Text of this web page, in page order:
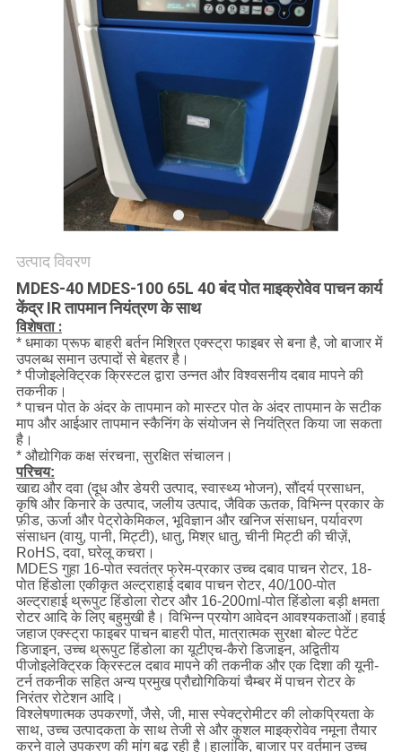
साइटमैप
PRIVACY
उत्पाद विवरण
MDES-40 MDES-100 65L 40 बंद पोत माइक्रोवेव पाचन कार्य
केंद्र IR तापमान नियंत्रण के साथ
विशेषता :
* धमाका प्रूफ बाहरी बर्तन मिश्रित एक्स्ट्रा फाइबर से बना है, जो बाजार में
उपलब्ध समान उत्पादों से बेहतर है।
* पीजोइलेक्ट्रिक क्रिस्टल द्वारा उन्नत और विश्वसनीय दबाव मापने की
तकनीक।
* पाचन पोत के अंदर के तापमान को मास्टर पोत के अंदर तापमान के सटीक
माप और आईआर तापमान स्कैनिंग के संयोजन से नियंत्रित किया जा सकता
है।
* औद्योगिक कक्ष संरचना, सुरक्षित संचालन।
परिचय:
खाद्य और दवा (दूध और डेयरी उत्पाद, स्वास्थ्य भोजन), सौंदर्य प्रसाधन,
कृषि और किनारे के उत्पाद, जलीय उत्पाद, जैविक ऊतक, विभिन्न प्रकार के
फ़ीड, ऊर्जा और पेट्रोकेमिकल, भूविज्ञान और खनिज संसाधन, पर्यावरण
संसाधन (वायु, पानी, मिट्टी), धातु, मिश्र धातु, चीनी मिट्टी की चीज़ें,
RoHS, दवा, घरेलू कचरा।
MDES गुहा 16-पोत स्वतंत्र फ्रेम-प्रकार उच्च दबाव पाचन रोटर, 18-
पोत हिंडोला एकीकृत अल्ट्राहाई दबाव पाचन रोटर, 40/100-पोत
अल्ट्राहाई थ्रूपुट हिंडोला रोटर और 16-200ml-पोत हिंडोला बड़ी क्षमता
रोटर आदि के लिए बहुमुखी है। विभिन्न प्रयोग आवेदन आवश्यकताओं।हवाई
जहाज एक्स्ट्रा फाइबर पाचन बाहरी पोत, मात्रात्मक सुरक्षा बोल्ट पेटेंट
डिजाइन, उच्च थ्रूपुट हिंडोला का यूटीएच-कैरो डिजाइन, अद्वितीय
पीजोइलेक्ट्रिक क्रिस्टल दबाव मापने की तकनीक और एक दिशा की यूनी-
टर्न तकनीक सहित अन्य प्रमुख प्रौद्योगिकियां चैम्बर में पाचन रोटर के
निरंतर रोटेशन आदि।
विश्लेषणात्मक उपकरणों, जैसे, जी, मास स्पेक्ट्रोमीटर की लोकप्रियता के
साथ, उच्च उत्पादकता के साथ तेजी से और कुशल माइक्रोवेव नमूना तैयार
करने वाले उपकरण की मांग बढ़ रही है।हालांकि, बाजार पर वर्तमान उच्च